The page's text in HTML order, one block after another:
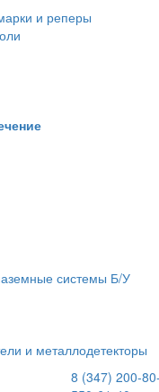
и реперы
системы Б/У
и металлодетекторы
8 (347) 200-